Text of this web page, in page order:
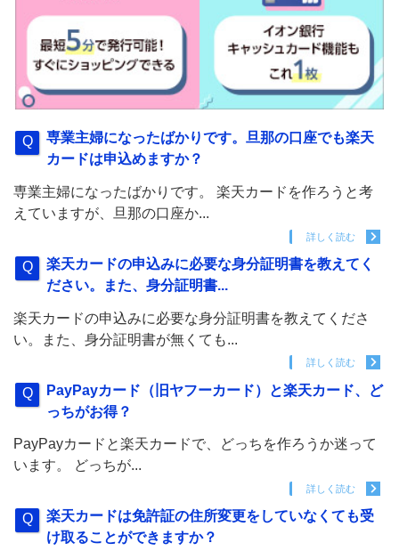
専業主婦になったばかりです。旦那の口座でも楽天
カードは申込めますか？
専業主婦になったばかりです。 楽天カードを作ろうと考
えていますが、旦那の口座か...
詳しく読む
楽天カードの申込みに必要な身分証明書を教えてく
ださい。また、身分証明書...
楽天カードの申込みに必要な身分証明書を教えてくださ
い。また、身分証明書が無くても...
詳しく読む
PayPayカード（旧ヤフーカード）と楽天カード、ど
っちがお得？
PayPayカードと楽天カードで、どっちを作ろうか迷って
います。 どっちが...
詳しく読む
楽天カードは免許証の住所変更をしていなくても受
け取ることができますか？